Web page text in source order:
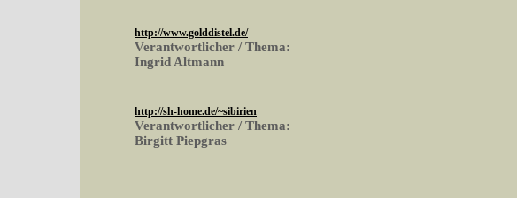
http://www.golddistel.de/
Verantwortlicher / Thema:
Ingrid Altmann
http://sh-home.de/~sibirien
Verantwortlicher / Thema:
Birgitt Piepgras